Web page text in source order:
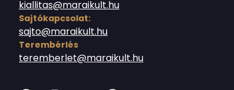
kiallitas@maraikult.hu
Sajtókapcsolat:
sajto@maraikult.hu
Terembérlés
teremberlet@maraikult.hu